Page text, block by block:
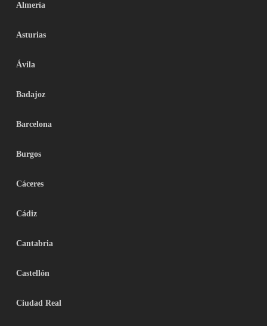
Almería
Asturias
Ávila
Badajoz
Barcelona
Burgos
Cáceres
Cádiz
Cantabria
Castellón
Ciudad Real